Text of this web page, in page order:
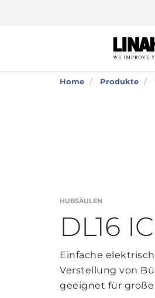
Home Produkte
HUBSÄULEN
DL16 IC
Einfache
Verstellung von
geeignet für